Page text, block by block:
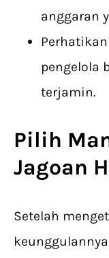
anggaran
pengelola
terjamin.
Pilih
Jagoan
Setelah